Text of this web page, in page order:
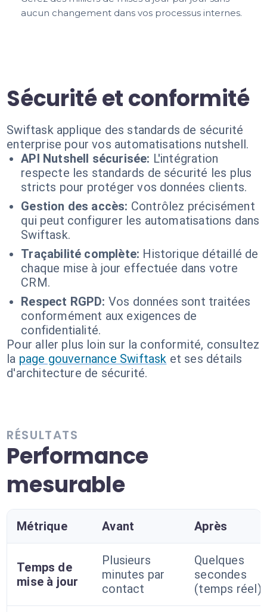
aucun changement dans vos processus internes.
Sécurité et conformité
Swiftask applique des standards de sécurité
enterprise pour vos automatisations nutshell.
API Nutshell sécurisée: L'intégration
respecte les standards de sécurité les plus
stricts pour protéger vos données clients.
Gestion des accès: Contrôlez précisément
qui peut configurer les automatisations dans
Swiftask.
Traçabilité complète: Historique détaillé de
chaque mise à jour effectuée dans votre
CRM.
Respect RGPD: Vos données sont traitées
conformément aux exigences de
confidentialité.
Pour aller plus loin sur la conformité, consultez
la page gouvernance Swiftask et ses détails
d'architecture de sécurité.
RÉSULTATS
Performance
mesurable
Métrique Avant Après
Temps de
mise à jour
Plusieurs
minutes par
contact
Quelques
secondes
(temps réel)